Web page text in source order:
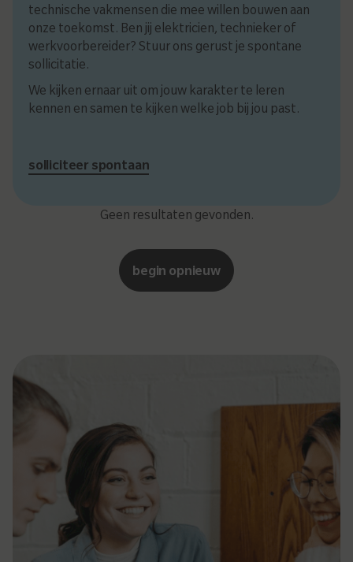
technische vakmensen die mee willen bouwen aan
onze toekomst. Ben jij elektricien, technieker of
werkvoorbereider? Stuur ons gerust je spontane
sollicitatie.
We kijken ernaar uit om jouw karakter te leren
kennen en samen te kijken welke job bij jou past.
solliciteer spontaan
Geen resultaten gevonden.
begin opnieuw